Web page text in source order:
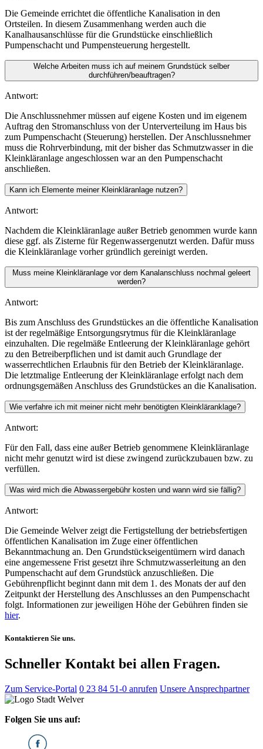
Die Gemeinde errichtet die öffentliche Kanalisation in den
Ortsteilen. In diesem Zusammenhang werden auch die
Kanalhausanschlüsse für die Grundstücke einschließlich
Pumpenschacht und Pumpensteuerung hergestellt.
Welche Arbeiten muss ich auf meinem Grundstück selber
durchführen/beauftragen?
Antwort:
Die Anschlussnehmer müssen auf eigene Kosten und im eigenem
Auftrag den Stromanschluss von der Unterverteilung im Haus bis
zum Pumpenschacht (Steuerung) herstellen. Der Anschlussnehmer
muss die Rohrverbindung, mit der bisher das Schmutzwasser in die
Kleinkläranlage angeschlossen war an den Pumpenschacht
anschließen.
Kann ich Elemente meiner Kleinkläranlage nutzen?
Antwort:
Nachdem die Kleinkläranlage außer Betrieb genommen wurde kann
diese ggf. als Zisterne für Regenwassergenutzt werden. Dafür muss
die Kleinkläranlage vorher gründlich gereinigt werden.
Muss meine Kleinkläranlage vor dem Kanalanschluss nochmal geleert
werden?
Antwort:
Bis zum Anschluss des Grundstückes an die öffentliche Kanalisation
ist der regelmäßige Entsorgungsrytmus für die Kleinkläranlage
einzuhalten. Die regelmäße Entleerung der Kleinkläranlage gehört
zu den Betreiberpflichen und ist damit auch Grundlage der
wasserrechtlichen Erlaubnis für den Betrieb der Kleinkläranlage.
Die letztmalige Entleerung der Kleinkläranlage erfolgt nach dem
ordnungsgemäßen Anschluss des Grundstückes an die Kanalisation.
Wie verfahre ich mit meiner nicht mehr benötigten Kleinkläranklage?
Antwort:
Für den Fall, dass eine außer Betrieb genommene Kleinkläranlage
nicht mehr genutzt wird ist diese zwingend zurückzubauen bzw. zu
verfüllen.
Was wird mich die Abwassergebühr kosten und wann wird sie fällig?
Antwort:
Die Gemeinde Welver zeigt die Fertigstellung der betriebsfertigen
öffentlichen Kanalisation im Zuge einer öffentlichen
Bekanntmachung an. Den Grundstückseigentümern wird danach
eine angemessene Frist gesetzt ihre Schmutzwasserleitung an den
Pumpenschacht auf dem Grundstück anzuschließen. Die
Gebührenpflicht beginnt dann mit dem 1. des Monats der auf den
Zeitpunkt der Herstellung des Anschlusses an den Pumpenschacht
folgt. Informationen zur jeweiligen Höhe der Gebühren finden sie
hier.
Kontaktieren Sie uns.
Schneller Kontakt bei allen Fragen.
Zum Service-Portal 0 23 84 51-0 anrufen Unsere Ansprechpartner
Folgen Sie uns auf: